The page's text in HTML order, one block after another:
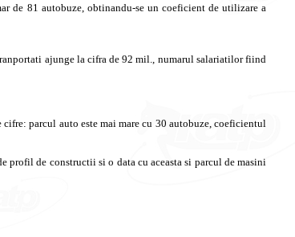
de 81 autobuze, obtinandu-se un coeficientdeutilizare a
ajungela cifrade 92 mil., numarul salariatilor fiind
cifre:parcul auto este mai mare cu 30 autobuze,coeficientul
profil de constructii si o data cuaceasta si parculdemasini